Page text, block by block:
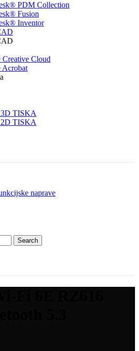
PDM Collection
Fusion
Inventor
Creative Cloud
Acrobat
TISKA
TISKA
naprave
Search